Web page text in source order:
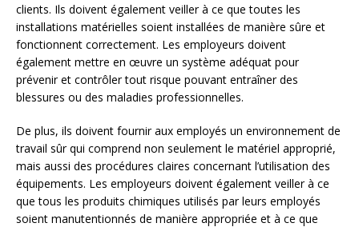
clients. Ils doivent également veiller à ce que toutes les
installations matérielles soient installées de manière sûre et
fonctionnent correctement. Les employeurs doivent
également mettre en œuvre un système adéquat pour
prévenir et contrôler tout risque pouvant entraîner des
blessures ou des maladies professionnelles.
De plus, ils doivent fournir aux employés un environnement de
travail sûr qui comprend non seulement le matériel approprié,
mais aussi des procédures claires concernant l’utilisation des
équipements. Les employeurs doivent également veiller à ce
que tous les produits chimiques utilisés par leurs employés
soient manutentionnés de manière appropriée et à ce que